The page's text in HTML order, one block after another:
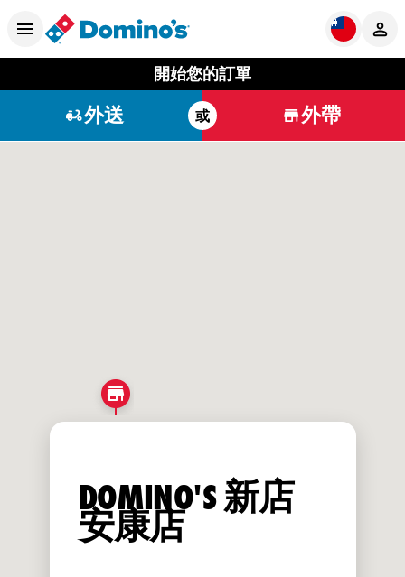
開始您的訂單
外送 或 外帶
DOMINO'S 新店
安康店